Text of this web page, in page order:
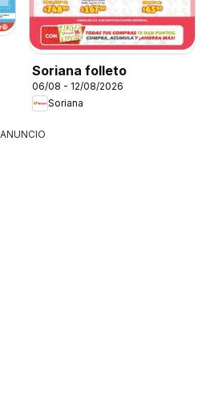
Soriana folleto
06/08 - 12/08/2026
Soriana
ANUNCIO